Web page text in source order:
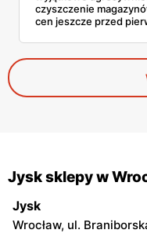
czyszczenie
cen jeszcze przed
oferując produkty z
kilkudziesięciu
uzupełnić braki w
materac, nie rujnując
przed wizytą gości.
Jysk sklepy w
Jysk
Wrocław, ul.